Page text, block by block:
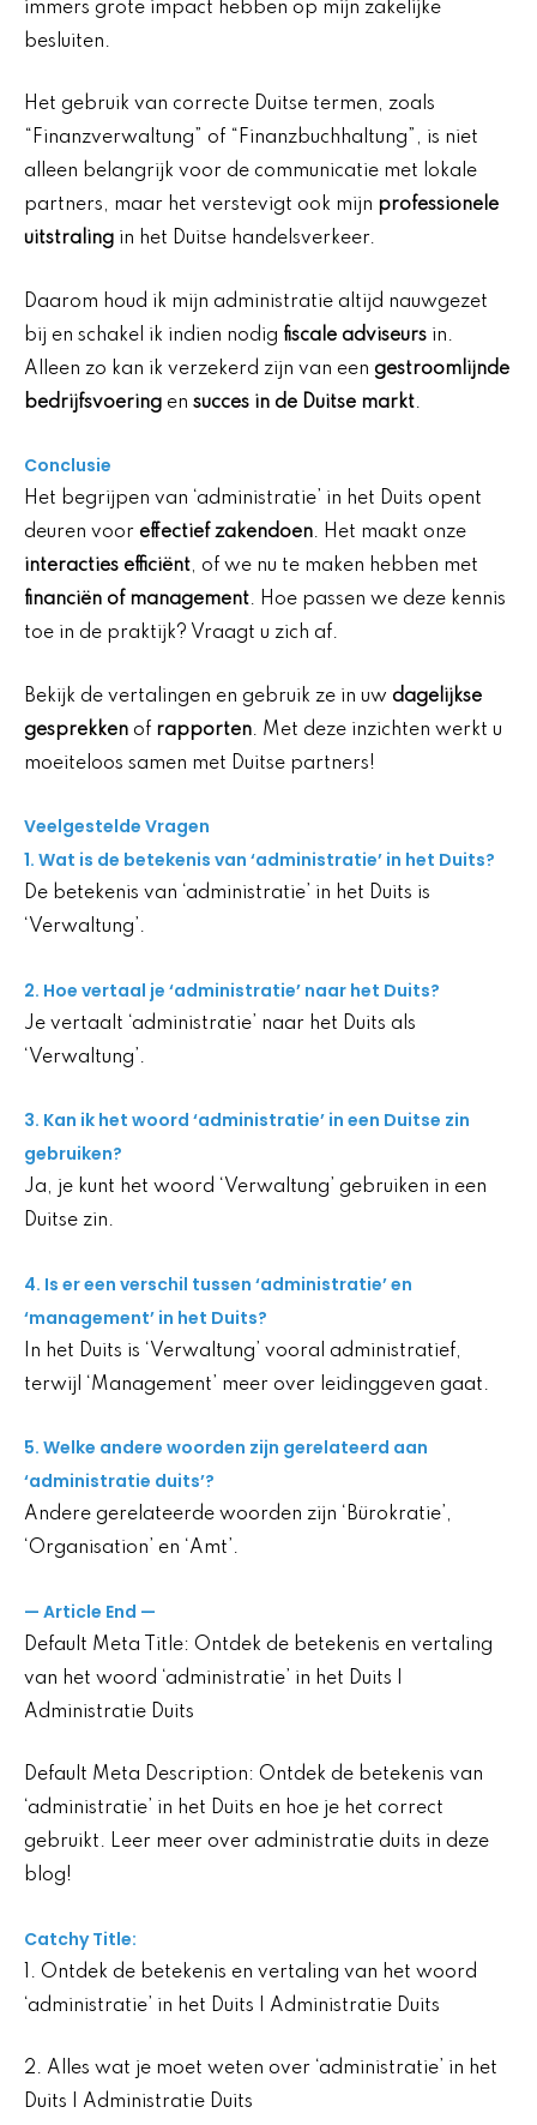
immers grote impact hebben op mijn zakelijke
besluiten.
Het gebruik van correcte Duitse termen, zoals
“Finanzverwaltung” of “Finanzbuchhaltung”, is niet
alleen belangrijk voor de communicatie met lokale
partners, maar het verstevigt ook mijn professionele
uitstraling in het Duitse handelsverkeer.
Daarom houd ik mijn administratie altijd nauwgezet
bij en schakel ik indien nodig fiscale adviseurs in.
Alleen zo kan ik verzekerd zijn van een gestroomlijnde
bedrijfsvoering en succes in de Duitse markt.
Conclusie
Het begrijpen van ‘administratie’ in het Duits opent
deuren voor effectief zakendoen. Het maakt onze
interacties efficiënt, of we nu te maken hebben met
financiën of management. Hoe passen we deze kennis
toe in de praktijk? Vraagt u zich af.
Bekijk de vertalingen en gebruik ze in uw dagelijkse
gesprekken of rapporten. Met deze inzichten werkt u
moeiteloos samen met Duitse partners!
Veelgestelde Vragen
1. Wat is de betekenis van ‘administratie’ in het Duits?
De betekenis van ‘administratie’ in het Duits is
‘Verwaltung’.
2. Hoe vertaal je ‘administratie’ naar het Duits?
Je vertaalt ‘administratie’ naar het Duits als
‘Verwaltung’.
3. Kan ik het woord ‘administratie’ in een Duitse zin
gebruiken?
Ja, je kunt het woord ‘Verwaltung’ gebruiken in een
Duitse zin.
4. Is er een verschil tussen ‘administratie’ en
‘management’ in het Duits?
In het Duits is ‘Verwaltung’ vooral administratief,
terwijl ‘Management’ meer over leidinggeven gaat.
5. Welke andere woorden zijn gerelateerd aan
‘administratie duits’?
Andere gerelateerde woorden zijn ‘Bürokratie’,
‘Organisation’ en ‘Amt’.
— Article End —
Default Meta Title: Ontdek de betekenis en vertaling
van het woord ‘administratie’ in het Duits |
Administratie Duits
Default Meta Description: Ontdek de betekenis van
‘administratie’ in het Duits en hoe je het correct
gebruikt. Leer meer over administratie duits in deze
blog!
Catchy Title:
1. Ontdek de betekenis en vertaling van het woord
‘administratie’ in het Duits | Administratie Duits
2. Alles wat je moet weten over ‘administratie’ in het
Duits | Administratie Duits